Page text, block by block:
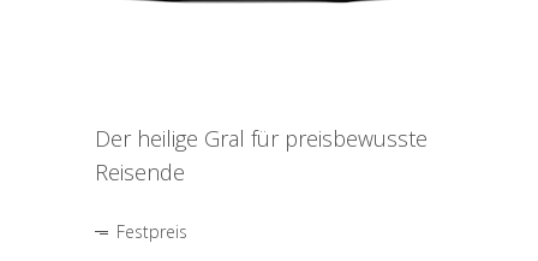
Der heilige Gral für preisbewusste
Reisende
Festpreis